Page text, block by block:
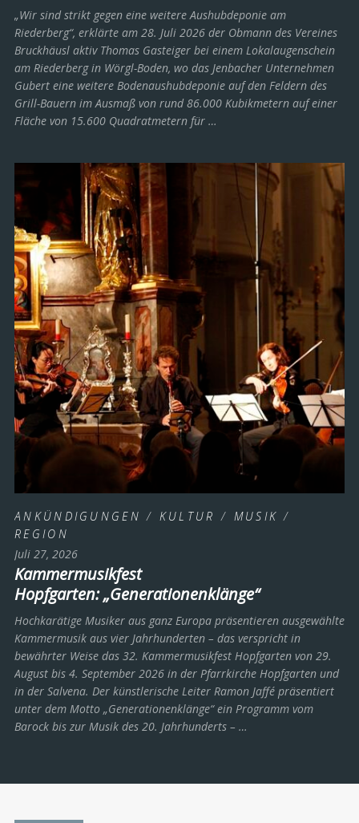
„Wir sind strikt gegen eine weitere Aushubdeponie am
Riederberg“, erklärte am 28. Juli 2026 der Obmann des Vereines
Bruckhäusl aktiv Thomas Gasteiger bei einem Lokalaugenschein
am Riederberg in Wörgl-Boden, wo das Jenbacher Unternehmen
Gubert eine weitere Bodenaushubdeponie auf den Feldern des
Grill-Bauern im Ausmaß von rund 86.000 Kubikmetern auf einer
Fläche von 15.600 Quadratmetern für …
ANKÜNDIGUNGEN / KULTUR / MUSIK /
REGION
Juli 27, 2026
Kammermusikfest
Hopfgarten: „Generationenklänge“
Hochkarätige Musiker aus ganz Europa präsentieren ausgewählte
Kammermusik aus vier Jahrhunderten – das verspricht in
bewährter Weise das 32. Kammermusikfest Hopfgarten von 29.
August bis 4. September 2026 in der Pfarrkirche Hopfgarten und
in der Salvena. Der künstlerische Leiter Ramon Jaffé präsentiert
unter dem Motto „Generationenklänge“ ein Programm vom
Barock bis zur Musik des 20. Jahrhunderts ­– …